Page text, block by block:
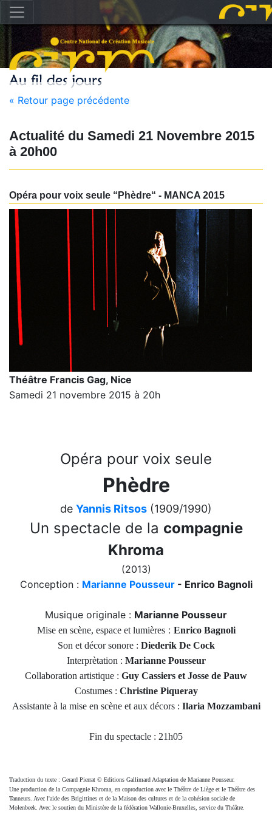
« Retour page précédente
Actualité du Samedi 21 Novembre 2015
à20h00
Opéra pour voix seule “Phèdre“ - MANCA 2015
Théâtre Francis Gag, Nice
Samedi 21 novembre 2015 à 20h
Opéra pour voix seule
Phèdre
de Yannis Ritsos (1909/1990)
Un spectacle de la compagnie
Khroma
(2013)
Conception : Marianne Pousseur- Enrico Bagnoli
Musique originale : Marianne Pousseur
Mise en scène, espace et lumières: Enrico Bagnoli
Son et décor sonore : Diederik De Cock
Interprètation : Marianne Pousseur
Collaboration artistique : Guy Cassiers et Josse de Pauw
Costumes : Christine Piqueray
Assistante à la mise en scène et aux décors : Ilaria Mozzambani
Fin du spectacle : 21h05
Traduction du texte : Gerard Pierrat © Editions Gallimard Adaptation de Marianne Pousseur.
Une production de la Compagnie Khroma, en coproduction avec le Théâtre de Liège et le Théâtre des
Tanneurs. Avec l'aide des Brigittines et de la Maison des cultures et de la cohésion sociale de
Molenbeek. Avec le soutien du Ministère de la fédération Wallonie-Bruxelles, service du Théâtre.